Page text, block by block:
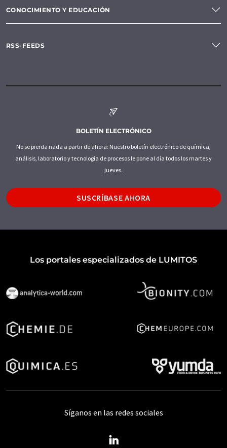
CONOCIMIENTO Y EDUCACIÓN
RSS-FEEDS
BOLETÍN ELECTRÓNICO
No se pierda nada a partir de ahora: Nuestro boletín electrónico de química,
análisis, laboratorio y tecnología de procesos le pone al día todos los martes y
jueves.
SUSCRÍBASE AHORA
Los portales especializados de LUMITOS
Síganos en las redes sociales